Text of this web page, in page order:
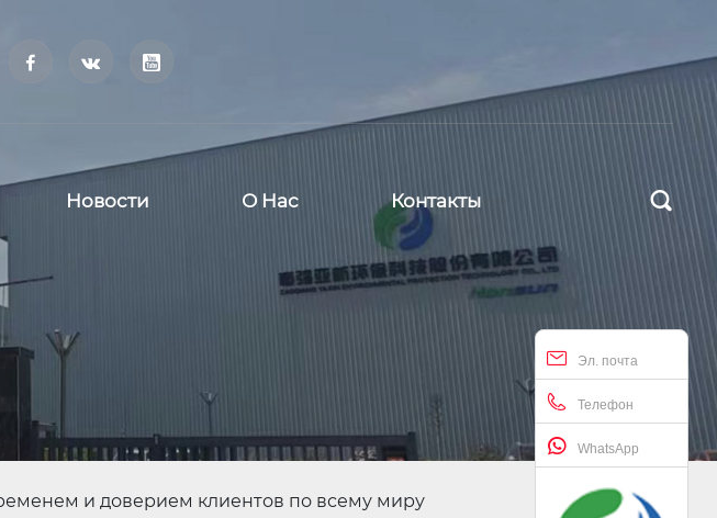
  
Новости О Hас Контакты 
Эл. почта
Телефон
WhatsApp
и доверием клиентов по всему миру